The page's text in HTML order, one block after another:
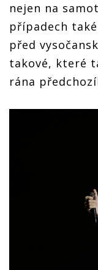
nejen na
případech
před
takové, které
rána